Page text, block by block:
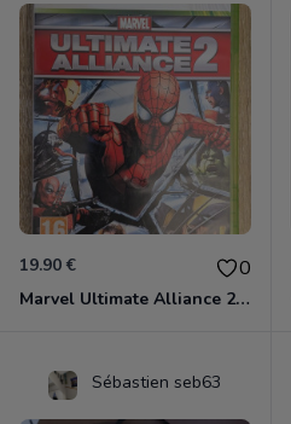
19.90 € 0
Marvel Ultimate Alliance 2 Xbox 360
Sébastien seb63